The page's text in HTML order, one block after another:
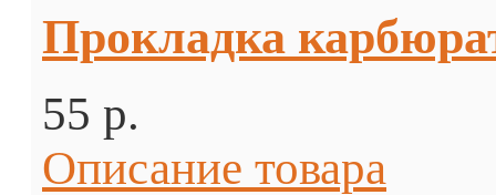
Прокладка
55 p.
Описание товара